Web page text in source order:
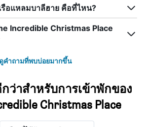
รือแหลมบาลีฮาย คือที่ไหน?
Incredible Christmas Place
ดูคำถามที่พบบ่อยมากขึ้น
ว่าสำหรับการเข้าพักของ
Christmas Place